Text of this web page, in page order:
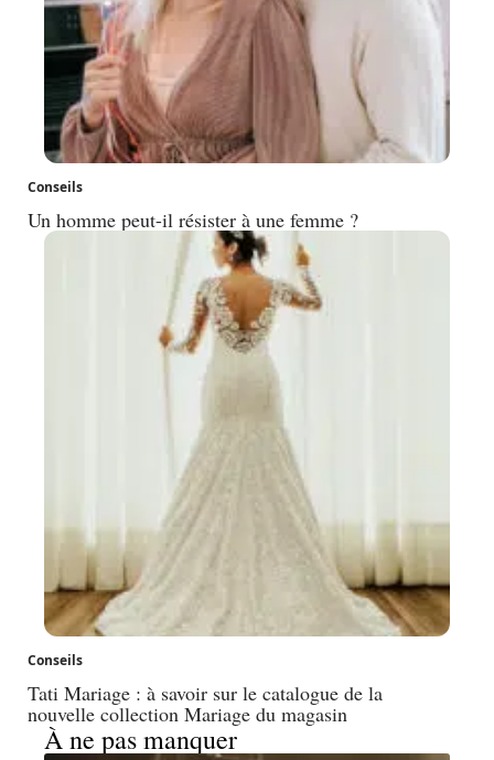
Conseils
Un homme peut-il résister à une femme ?
Conseils
Tati Mariage : à savoir sur le catalogue de la
nouvelle collection Mariage du magasin
À ne pas manquer